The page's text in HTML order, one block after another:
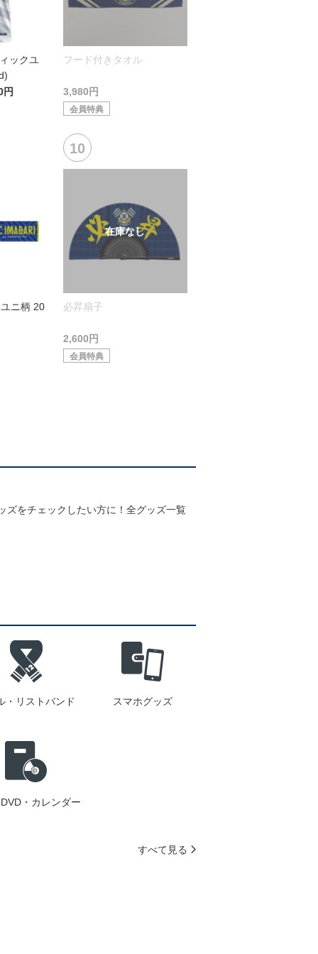
ックユ
円
フード付きタオル
3,980円
会員特典
ニ柄 20 必昇扇子
2,600円
会員特典
ズをチェックしたい方に！全グッズ一覧
・リストバンド スマホグッズ
・カレンダー
すべて見る